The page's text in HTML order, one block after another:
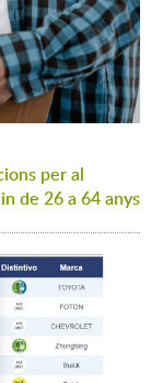
per al
de 26 a 64 anys